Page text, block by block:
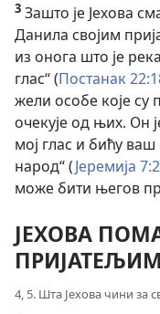
3 Зашто је Јехова
Данила својим
из онога што је
глас“ (Постанак
жели особе које су
очекује од њих. Он
мој глас и бићу ваш
народ“ (Јеремија
може бити његов
ЈЕХОВА
4, 5. Шта Јехова чини за